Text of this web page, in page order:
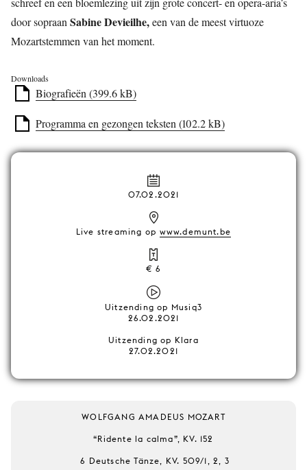
door sopraan Sabine Devieilhe,een van de meest virtuoze
Mozartstemmen van het moment.
Downloads
Biografieën (399.6 kB)
Programma en gezongen teksten (102.2 kB)
07.02.2021
Live streaming op www.demunt.be
€ 6
Uitzending op Musiq3
26.02.2021
Uitzending op Klara
27.02.2021
WOLFGANG AMADEUS MOZART
“Ridente la calma”, KV. 152
6 Deutsche Tänze, KV. 509/1, 2, 3